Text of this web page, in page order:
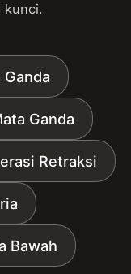
kunci.
Ganda
Retraksi
Bawah